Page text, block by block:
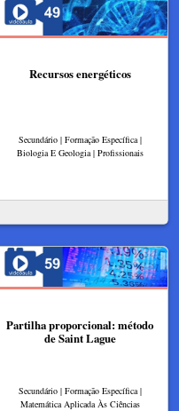
Recursos energéticos
Secundário | Formação Específica |
Biologia E Geologia | Profissionais
Partilha proporcional: método
de Saint Lague
Secundário | Formação Específica |
Matemática Aplicada Às Ciências